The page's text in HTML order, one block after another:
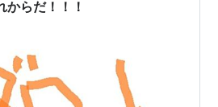
からだ！！！